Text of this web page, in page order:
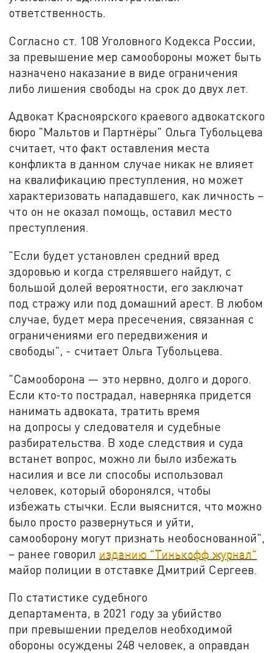
ответственность.
Согласно ст. 108 Уголовного Кодекса России,
за превышение мер самообороны может быть
назначено наказание в виде ограничения
либо лишения свободы на срок до двух лет.
Адвокат Красноярского краевого адвокатского
бюро "Мальтов и Партнёры" Ольга Тубольцева
считает, что факт оставления места
конфликта в данном случае никак не влияет
на квалификацию преступления, но может
характеризовать нападавшего, как личность –
что он не оказал помощь, оставил место
преступления.
"Если будет установлен средний вред
здоровью и когда стрелявшего найдут, с
большой долей вероятности, его заключат
под стражу или под домашний арест. В любом
случае, будет мера пресечения, связанная с
ограничениями его передвижения и
свободы", - считает Ольга Тубольцева.
"Самооборона — это нервно, долго и дорого.
Если кто-то пострадал, наверняка придется
нанимать адвоката, тратить время
на допросы у следователя и судебные
разбирательства. В ходе следствия и суда
встанет вопрос, можно ли было избежать
насилия и все ли способы использовал
человек, который оборонялся, чтобы
избежать стычки. Если выяснится, что можно
было просто развернуться и уйти,
самооборону могут признать необоснованной",
– ранее говорил изданию "Тинькофф журнал"
майор полиции в отставке Дмитрий Сергеев.
По статистике судебного
департамента, в 2021 году за убийство
при превышении пределов необходимой
обороны осуждены 248 человек, а оправдан